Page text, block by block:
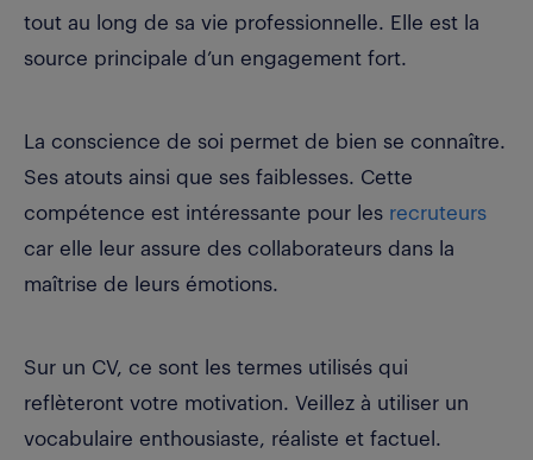
tout au long de sa vie professionnelle. Elle est la
source principale d’un engagement fort.
La conscience de soi permet de bien se connaître.
Ses atouts ainsi que ses faiblesses. Cette
compétence est intéressante pour les recruteurs
car elle leur assure des collaborateurs dans la
maîtrise de leurs émotions.
Sur un CV, ce sont les termes utilisés qui
reflèteront votre motivation. Veillez à utiliser un
vocabulaire enthousiaste, réaliste et factuel.